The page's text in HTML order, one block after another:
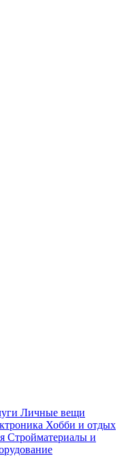
Личные вещи
Хобби и отдых
Стройматериалы и